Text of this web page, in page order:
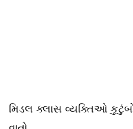
મિડલ ક્લાસ વ્યક્તિઓ